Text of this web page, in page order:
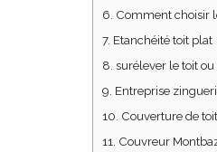
6. Comment choisir
7. Etanchéité toit plat
8. surélever le toit
9. Entreprise
10. Couverture de
11. Couvreur